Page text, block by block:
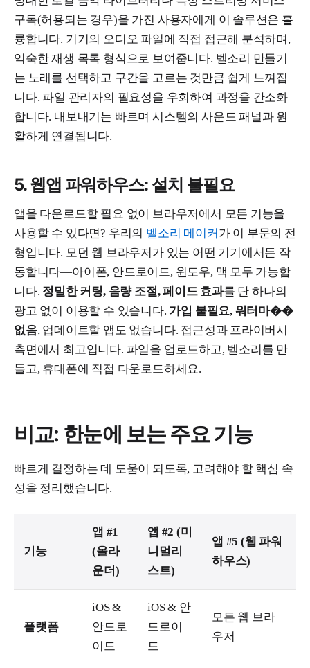
구독(허용되는 경우)을 가진 사용자에게 이 솔루션은 훌
륭합니다. 기기의 오디오 파일에 직접 접근해 분석하며,
익숙한 재생 목록 형식으로 보여줍니다. 벨소리 만들기
는 노래를 선택하고 구간을 고르는 것만큼 쉽게 느껴집
니다. 파일 관리자의 필요성을 우회하여 과정을 간소화
합니다. 내보내기는 빠르며 시스템의 사운드 패널과 원
활하게 연결됩니다.
5. 웹앱 파워하우스: 설치 불필요
앱을 다운로드할 필요 없이 브라우저에서 모든 기능을
사용할 수 있다면? 우리의 벨소리 메이커 가 이 부문의 전
형입니다. 모던 웹 브라우저가 있는 어떤 기기에서든 작
동합니다—아이폰, 안드로이드, 윈도우, 맥 모두 가능합
니다. 정밀한 커팅, 음량 조절, 페이드 효과를 단 하나의
광고 없이 이용할 수 있습니다. 가입 불필요, 워터마��
없음, 업데이트할 앱도 없습니다. 접근성과 프라이버시
측면에서 최고입니다. 파일을 업로드하고, 벨소리를 만
들고, 휴대폰에 직접 다운로드하세요.
비교: 한눈에 보는 주요 기능
빠르게 결정하는 데 도움이 되도록, 고려해야 할 핵심 속
성을 정리했습니다.
기능
앱 #1
(올라
운더)
앱 #2 (미
니멀리
스트)
앱 #5 (웹 파워
하우스)
플랫폼
iOS &
안드로
이드
iOS & 안
드로이
드
모든 웹 브라
우저